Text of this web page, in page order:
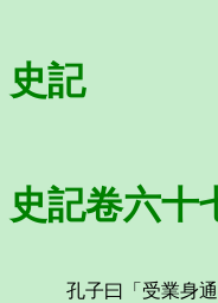
史記
史記卷六
孔子曰「受業身通者